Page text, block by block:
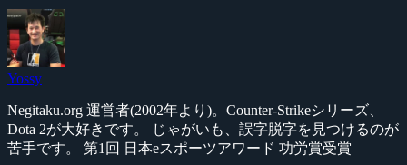
Yossy
Negitaku.org 運営者(2002年より)。Counter-Strikeシリーズ、
Dota 2が大好きです。 じゃがいも、誤字脱字を見つけるのが
苦手です。 第1回 日本eスポーツアワード 功労賞受賞